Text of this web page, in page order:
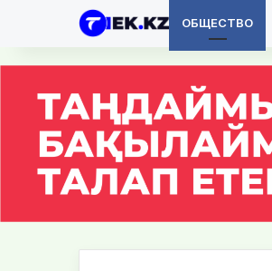
ОБЩЕСТВО